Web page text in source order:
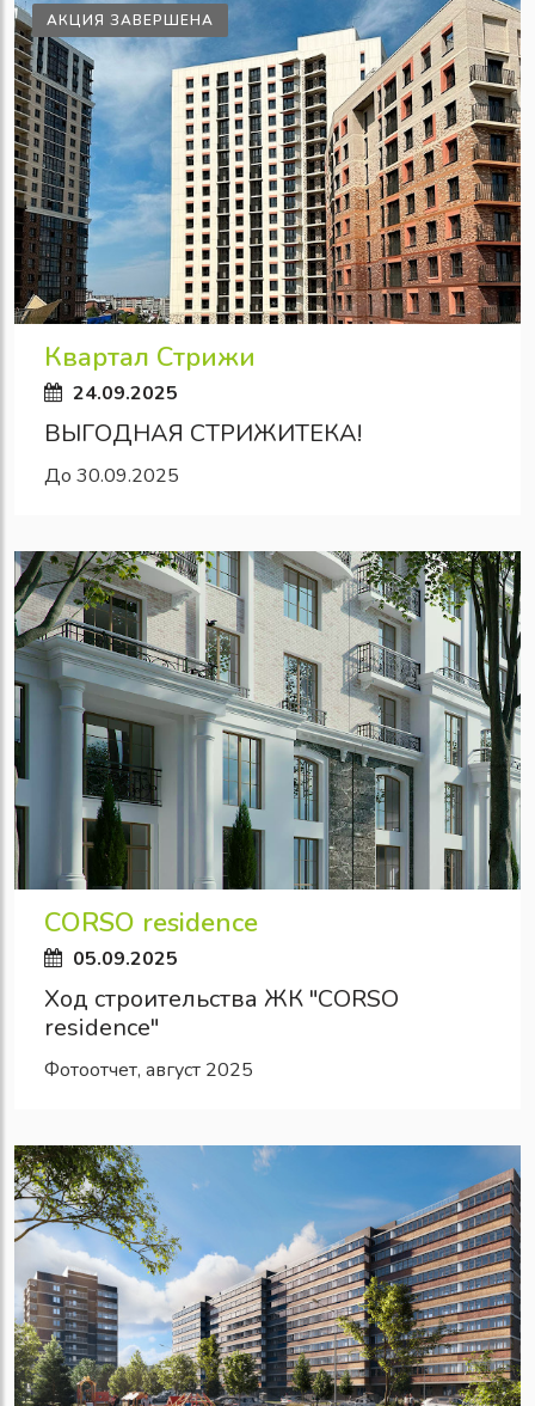
АКЦИЯ ЗАВЕРШЕНА
Квартал Стрижи
24.09.2025
ВЫГОДНАЯ СТРИЖИТЕКА!
До 30.09.2025
CORSO residence
05.09.2025
Ход строительства ЖК "CORSO
residence"
Фотоотчет, август 2025